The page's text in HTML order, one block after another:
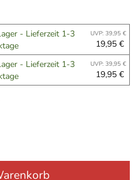
- Lieferzeit 1-3
UVP: 39,95 €
19,95 €
- Lieferzeit 1-3
UVP: 39,95 €
19,95 €